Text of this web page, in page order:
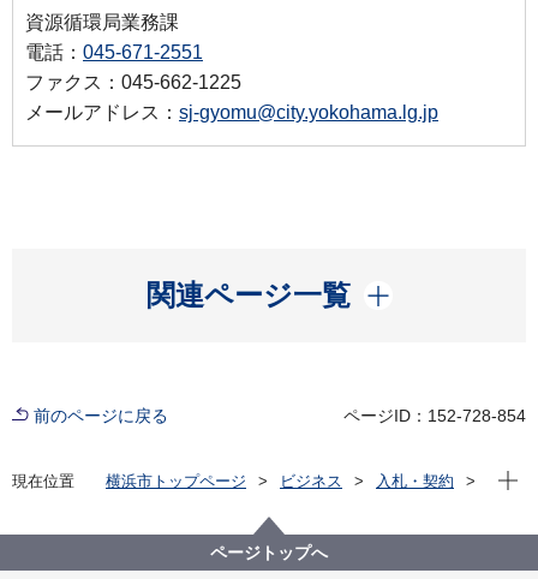
資源循環局業務課
電話： 045-671-2551
ファクス：045-662-1225
メールアドレス： sj-gyomu@city.yokohama.lg.jp
関連ページ一覧
開く
前のページに戻る ページID：152-728-854
現在位置 横浜市トップページ ビジネス
入札・契約
【入札結果掲載】南区缶・びん・ペットボトル収集運
搬業務委託
現在
ページトップへ